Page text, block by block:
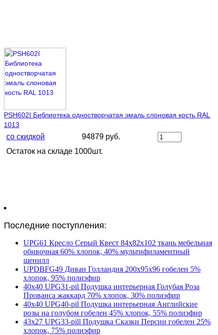
PSH602I Библиотека одностворчатая эмаль слоновая кость RAL
1013
со скидкой
94879 руб.
Остаток на складе 1000шт.
Последние поступления:
UPG61 Кресло Серый Квест 84х82х102 ткань мебельная
обивочная 60% хлопок, 40% мультифиламентный
шенилл
UPDBFG49 Диван Голландия 200х95х96 гобелен 5%
хлопок, 95% полиэфир
40х40 UPG31-pil Подушка интерьерная Голубая Роза
Прованса жаккард 70% хлопок, 30% полиэфир
40х40 UPG40-pil Подушка интерьерная Английские
розы на голубом гобелен 45% хлопок, 55% полиэфир
43х27 UPG33-pill Подушка Сказки Персии гобелен 25%
хлопок, 75% полиэфир